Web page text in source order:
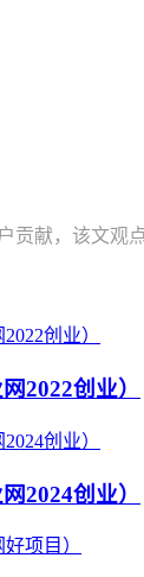
贡献，该文观
2022创业）
2024创业）